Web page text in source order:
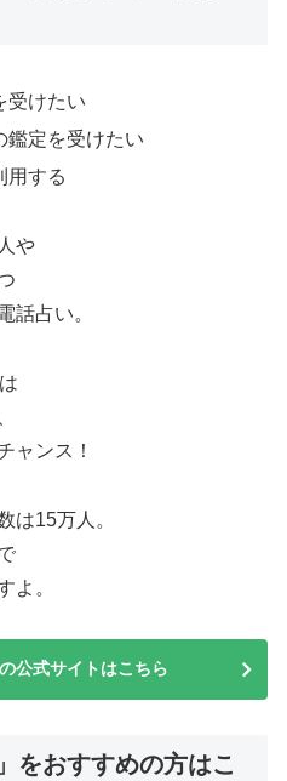
受けたい
鑑定を受けたい
用する
や
話占い。
ャンス！
は15万人。
よ。
公式サイトはこちら
をおすすめの方はこ